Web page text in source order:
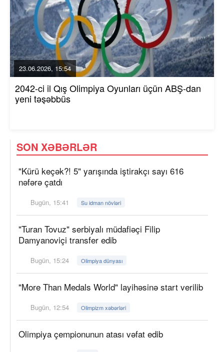
23.06.2026, 15:54
2042-ci il Qış Olimpiya Oyunları üçün ABŞ-dan
yeni təşəbbüs
SON XƏBƏRLƏR
"Kürü keçək?! 5" yarışında iştirakçı sayı 616
nəfərə çatdı
Bugün, 15:41 Su idman növləri
"Turan Tovuz" serbiyalı müdafiəçi Filip
Damyanoviçi transfer edib
Bugün, 15:24 Olimpiya dünyası
"More Than Medals World" layihəsinə start verilib
Bugün, 12:54 Olimpizm xəbərləri
Olimpiya çempionunun atası vəfat edib